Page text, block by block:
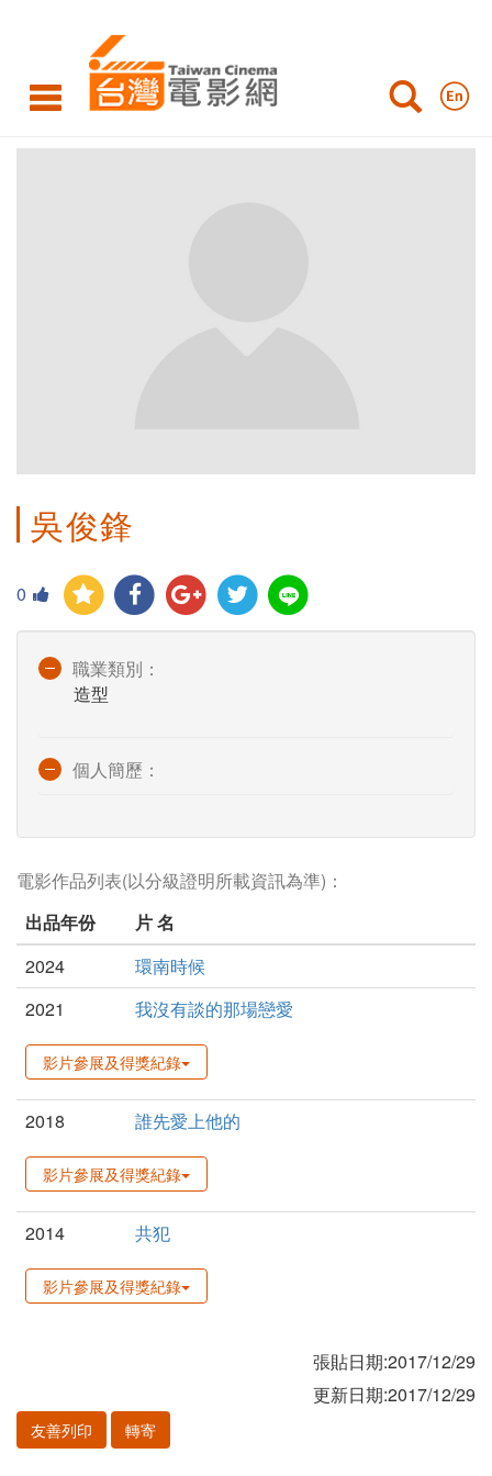
吳俊鋒
0
職業類別：
造型
個人簡歷：
電影作品列表(以分級證明所載資訊為準)：
出品年份
片 名
2024
環南時候
2021
我沒有談的那場戀愛
影片參展及得獎紀錄
2018 誰先愛上他的
影片參展及得獎紀錄
2014 共犯
影片參展及得獎紀錄
張貼日期:2017/12/29
更新日期:2017/12/29
友善列印 轉寄